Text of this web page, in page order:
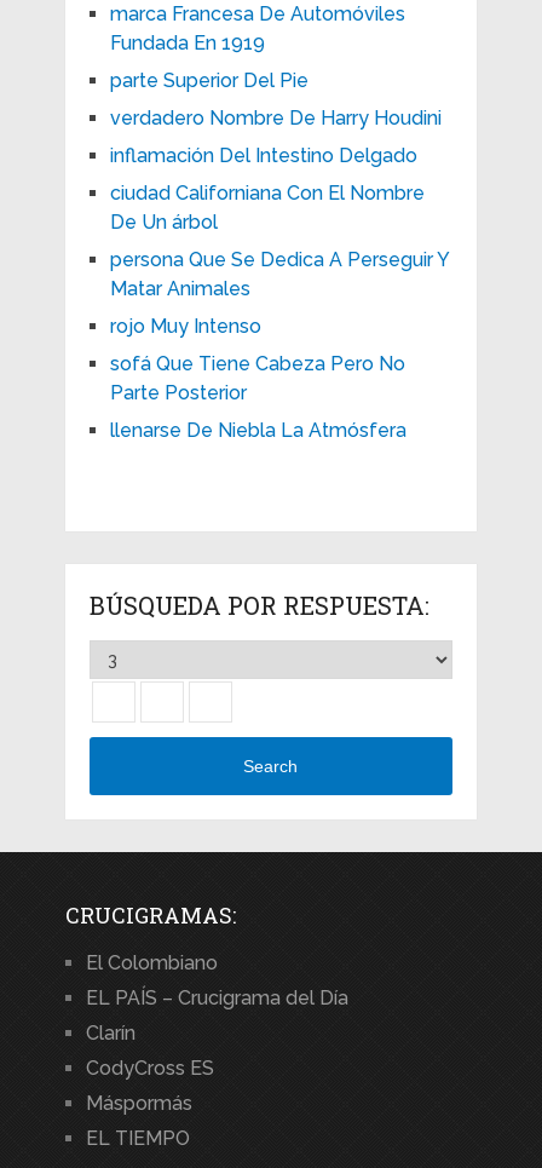
marca Francesa De Automóviles
Fundada En 1919
parte Superior Del Pie
verdadero Nombre De Harry Houdini
inflamación Del Intestino Delgado
ciudad Californiana Con El Nombre
De Un árbol
persona Que Se Dedica A Perseguir Y
Matar Animales
rojo Muy Intenso
sofá Que Tiene Cabeza Pero No
Parte Posterior
llenarse De Niebla La Atmósfera
BÚSQUEDA POR RESPUESTA:
Search
CRUCIGRAMAS:
El Colombiano
EL PAÍS – Crucigrama del Día
Clarín
CodyCross ES
Máspormás
EL TIEMPO